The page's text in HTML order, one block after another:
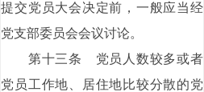
提交党员大会决定前，一般应当经
党支部委员会会议讨论。
第十三条 党员人数较多或者
党员工作地、居住地比较分散的党